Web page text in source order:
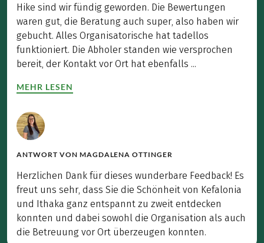
Hike sind wir fündig geworden. Die Bewertungen
waren gut, die Beratung auch super, also haben wir
gebucht. Alles Organisatorische hat tadellos
funktioniert. Die Abholer standen wie versprochen
bereit, der Kontakt vor Ort hat ebenfalls ...
MEHR LESEN
ANTWORT VON MAGDALENA OTTINGER
Herzlichen Dank für dieses wunderbare Feedback! Es
freut uns sehr, dass Sie die Schönheit von Kefalonia
und Ithaka ganz entspannt zu zweit entdecken
konnten und dabei sowohl die Organisation als auch
die Betreuung vor Ort überzeugen konnten.